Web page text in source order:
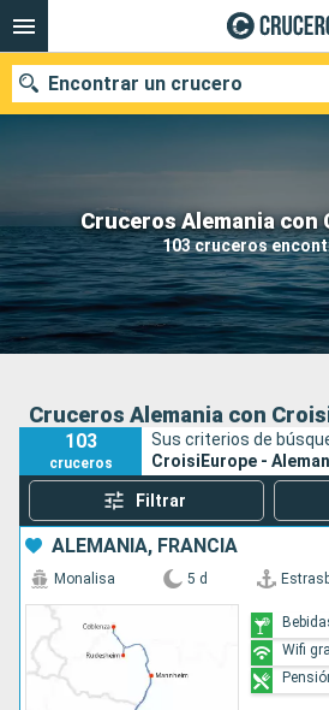
Cruceros Alemania con
103 cruceros
Encontrar un crucero
Nuestros destinos
Fecha de salida
Puertos
Cruceros Alemania con
103
cruceros
Sus criterios de
CroisiEurope -
Filtrar
ALEMANIA, FRANCIA
Monalisa 5 d
Wifi